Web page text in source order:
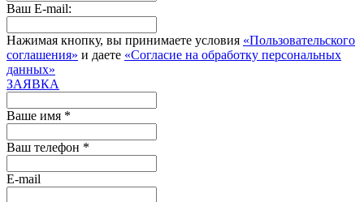
Ваш E-mail:
Нажимая кнопку, вы принимаете условия «Пользовательского
соглашения» и даете «Согласие на обработку персональных
данных»
ЗАЯВКА
Ваше имя *
Ваш телефон *
E-mail